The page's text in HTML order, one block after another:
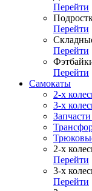
Перейти
Перейти
Перейти
Перейти
Самокаты
2-х
3-х
2-х
Перейти
3-х
Перейти